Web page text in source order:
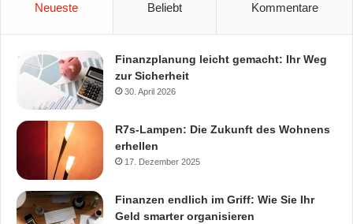
Neueste Beliebt Kommentare
Finanzplanung leicht gemacht: Ihr Weg
zur Sicherheit
30. April 2026
R7s-Lampen: Die Zukunft des Wohnens
erhellen
17. Dezember 2025
Finanzen endlich im Griff: Wie Sie Ihr
Geld smarter organisieren